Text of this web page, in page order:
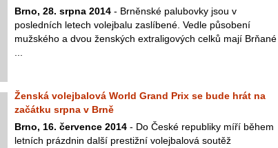
Brno, 28. srpna 2014 - Brněnské palubovky jsou v
posledních letech volejbalu zaslíbené. Vedle působení
mužského a dvou ženských extraligových celků mají Brňané
Ženská volejbalová World Grand Prix se bude hrát na
začátku srpna v Brně
Brno, 16. července 2014 - Do České republiky míří během
letních prázdnin další prestižní volejbalová soutěž